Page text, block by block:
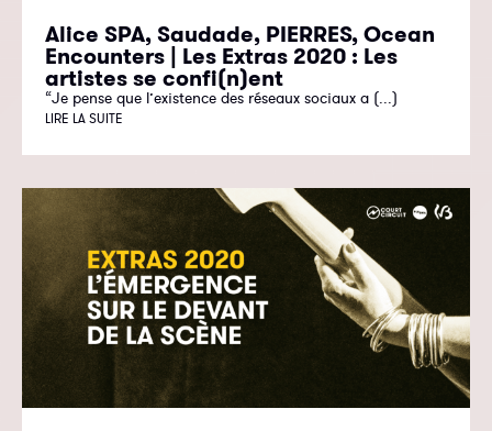
Alice SPA, Saudade, PIERRES, Ocean
Encounters | Les Extras 2020 : Les
artistes se confi(n)ent
“Je pense que l’existence des réseaux sociaux a (...)
LIRE LA SUITE